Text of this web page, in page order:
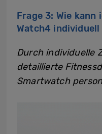
Frage 3: Wie kann
Watch4
Durch individuelle
detaillierte
Smartwatch